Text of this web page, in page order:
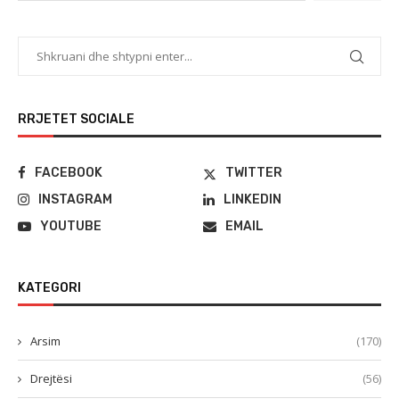
RRJETET SOCIALE
FACEBOOK
TWITTER
INSTAGRAM
LINKEDIN
YOUTUBE
EMAIL
KATEGORI
Arsim (170)
Drejtësi (56)